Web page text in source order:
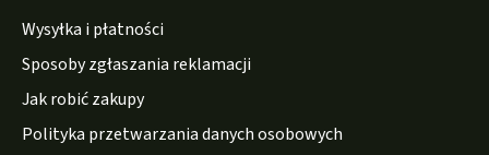
Wysyłka i płatności
Sposoby zgłaszania reklamacji
Jak robić zakupy
Polityka przetwarzania danych osobowych